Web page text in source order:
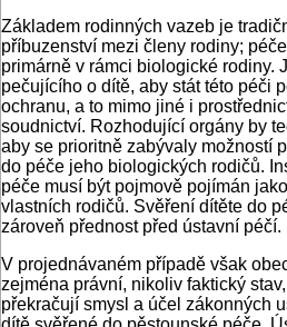
Základem rodinných vazeb je
příbuzenství mezi členy rodiny;
primárně v rámci biologické rodiny.
pečujícího o dítě, aby stát této péči
ochranu, a to mimo jiné i
soudnictví. Rozhodující orgány by
aby se prioritně zabývaly možností
do péče jeho biologických rodičů.
péče musí být pojmově pojímán
vlastních rodičů. Svěření dítěte do
zároveň přednost před ústavní péčí.
V projednávaném případě však
zejména právní, nikoliv faktický
překračují smysl a účel zákonných